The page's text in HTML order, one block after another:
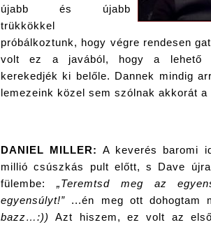
újabb és újabb
trükkökkel
próbálkoztunk, hogy végre rendesen
volt ez a javából, hogy a lehető
kerekedjék ki belőle. Dannek mindig
lemezeink közel sem szólnak akkorát
DANIEL MILLER: A keverés baromi
millió csúszkás pult előtt, s Dave
fülembe: „Teremtsd meg az
egyensúlyt!” ...én meg ott dohogtam
bazz…:))Azt hiszem, ez volt az